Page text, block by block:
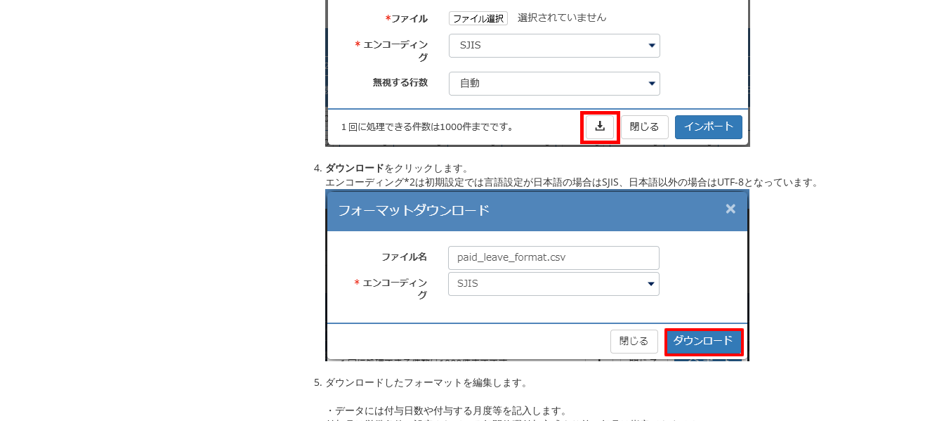
ダウンロードをクリックします。
エンコーディング*2は初期設定では言語設定が日本語の場合はSJIS、日本語以外の場合はUTF-8となっています。
ダウンロードしたフォーマットを編集します。
・データには付与日数や付与する月度等を記入します。